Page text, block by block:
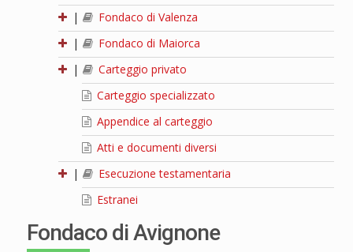
|
Fondaco di Valenza
|
Fondaco di Maiorca
|
Carteggio privato
Carteggio specializzato
Appendice al carteggio
Atti e documenti diversi
|
Esecuzione testamentaria
Estranei
Fondaco di Avignone